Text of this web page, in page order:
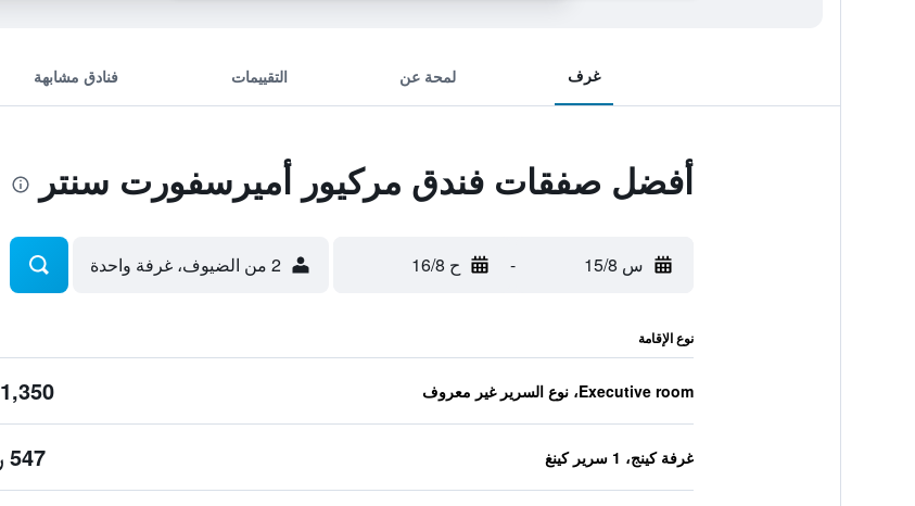
غرف لمحة عن التقييمات فنادق مشابهة
أفضل صفقات فندق مركيور أميرسفورت سنتر
س 15/8 - ح 16/8 2 من الضيوف، غرفة واحدة
نوع الإقامة
Executive room، نوع السرير غير معروف 1,350 ﷼
غرفة كينج، 1 سرير كينغ 547 ﷼